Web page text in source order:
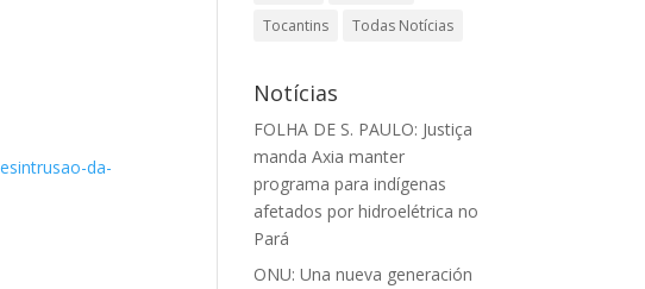
da-
Tocantins
Todas Notícias
Notícias
FOLHA DE S. PAULO: Justiça
manda Axia manter
programa para indígenas
afetados por hidroelétrica no
Pará
ONU: Una nueva generación